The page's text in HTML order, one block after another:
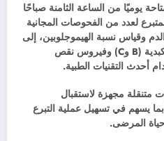
يوميًا من الساعة الثامنة صباحًا
لعدد من الفحوصات المجانية
وقياس نسبة الهيموجلوبين، إلى
جانب الكشف عن الفيروسات الكبدية (B وC) وفيروس نقص
أحدث التقنيات الطبية.
متنقلة مجهزة لاستقبال
يسهم في تسهيل عملية التبرع
المرضى.